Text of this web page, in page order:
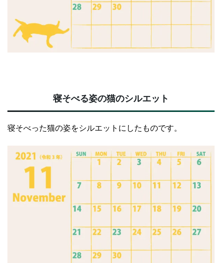
寝そべる姿の猫のシルエット
寝そべった猫の姿をシルエットにしたものです。